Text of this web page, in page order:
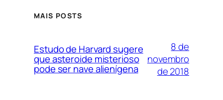
MAIS POSTS
Estudo de Harvard sugere
que asteroide misterioso
pode ser nave alienígena
8 de
novembro
de 2018